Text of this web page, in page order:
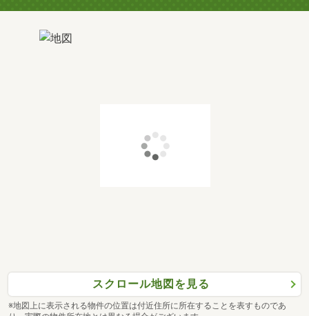
スクロール地図を見る
※地図上に表示される物件の位置は付近住所に所在することを表すものであ